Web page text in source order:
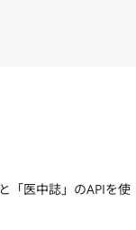
「医中誌」のAPIを使